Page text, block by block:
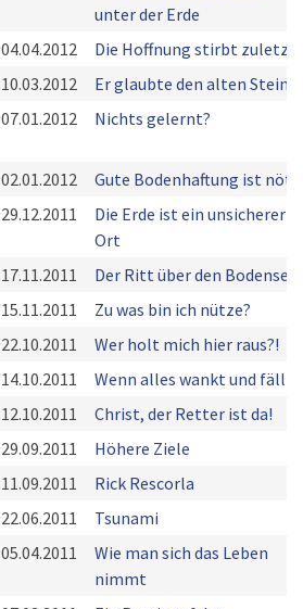
unter der Erde
04.04.2012 Die Hoffnung stirbt zuletzt!
10.03.2012 Er glaubte den alten
07.01.2012 Nichts gelernt?
02.01.2012 Gute Bodenhaftung ist
29.12.2011
Die Erde ist ein unsicherer
Ort
17.11.2011 Der Ritt über den Bodensee
15.11.2011 Zu was bin ich nütze?
22.10.2011 Wer holt mich hier raus?!
14.10.2011 Wenn alles wankt und fällt
12.10.2011 Christ, der Retter ist da!
29.09.2011 Höhere Ziele
11.09.2011 Rick Rescorla
22.06.2011 Tsunami
05.04.2011
Wie man sich das Leben
nimmt